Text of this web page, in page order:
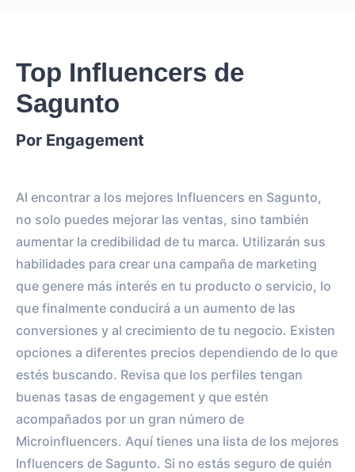
Top Influencers de
Sagunto
Por Engagement
Al encontrar a los mejores Influencers en Sagunto,
no solo puedes mejorar las ventas, sino también
aumentar la credibilidad de tu marca. Utilizarán sus
habilidades para crear una campaña de marketing
que genere más interés en tu producto o servicio, lo
que finalmente conducirá a un aumento de las
conversiones y al crecimiento de tu negocio. Existen
opciones a diferentes precios dependiendo de lo que
estés buscando. Revisa que los perfiles tengan
buenas tasas de engagement y que estén
acompañados por un gran número de
Microinfluencers. Aquí tienes una lista de los mejores
Influencers de Sagunto. Si no estás seguro de quién